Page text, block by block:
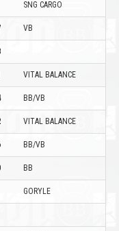
SNG CARGO
VB
VITAL BALANCE
BB/VB
VITAL BALANCE
BB/VB
BB
GORYLE